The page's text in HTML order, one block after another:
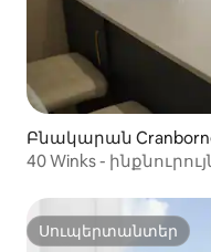
Բնակարան
40 Winks -
Սուպերտանտեր
Սուպերտանտեր